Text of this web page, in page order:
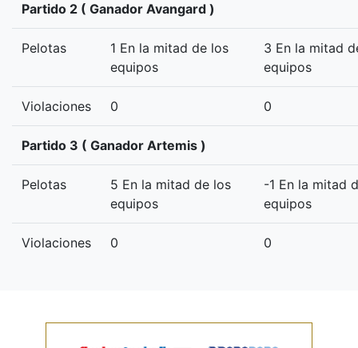
Partido 2 ( Ganador Avangard )
Pelotas
1 En la mitad de los
equipos
3 En la mitad
equipos
Violaciones 0 0
Partido 3 ( Ganador Artemis )
Pelotas
5 En la mitad de los
equipos
-1 En la mitad
equipos
Violaciones 0 0